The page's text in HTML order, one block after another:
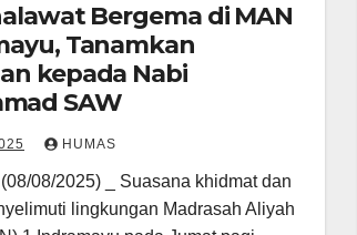
Bergema di MAN
Tanamkan
kepada Nabi
SAW
HUMAS
(08/08/2025) _ Suasana khidmat dan
lingkungan Madrasah Aliyah